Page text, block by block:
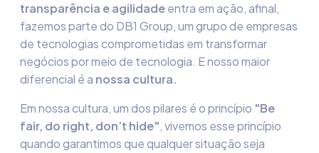
transparência e agilidadeentra em ação, afinal,
fazemos parte do DB1 Group, um grupo de empresas
de tecnologias comprometidas em transformar
negócios por meio de tecnologia. E nosso maior
diferencial é a nossa cultura.
Em nossa cultura, um dos pilares é o princípio "Be
fair, do right, don’t hide", vivemos esse princípio
quandogarantimos que qualquer situação seja